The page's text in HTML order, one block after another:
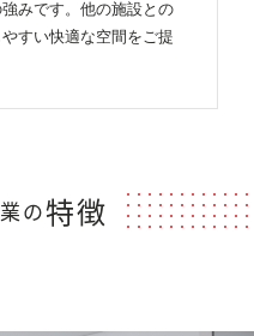
みです。他の施設との
すい快適な空間をご提
の特徴